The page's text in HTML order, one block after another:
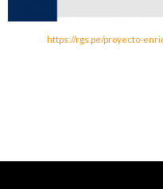
https://rgs.pe/proyecto-